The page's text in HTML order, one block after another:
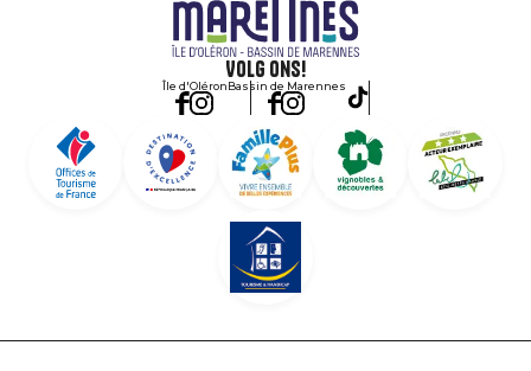
Volg ons!
Île d'OléronBassin de Marennes